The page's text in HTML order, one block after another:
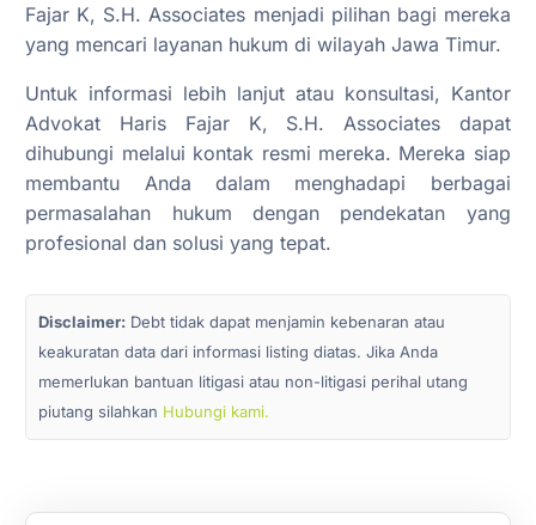
Fajar K, S.H. Associates menjadi pilihan bagi mereka
yang mencari layanan hukum di wilayah Jawa Timur.
Untuk informasi lebih lanjut atau konsultasi, Kantor
Advokat Haris Fajar K, S.H. Associates dapat
dihubungi melalui kontak resmi mereka. Mereka siap
membantu Anda dalam menghadapi berbagai
permasalahan hukum dengan pendekatan yang
profesional dan solusi yang tepat.
Disclaimer: Debt tidak dapat menjamin kebenaran atau
keakuratan data dari informasi listing diatas. Jika Anda
memerlukan bantuan litigasi atau non-litigasi perihal utang
piutang silahkan Hubungi kami.